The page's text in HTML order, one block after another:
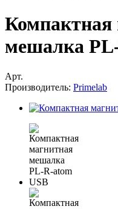
Компактная
мешалка
Арт.
Производитель: Primelab